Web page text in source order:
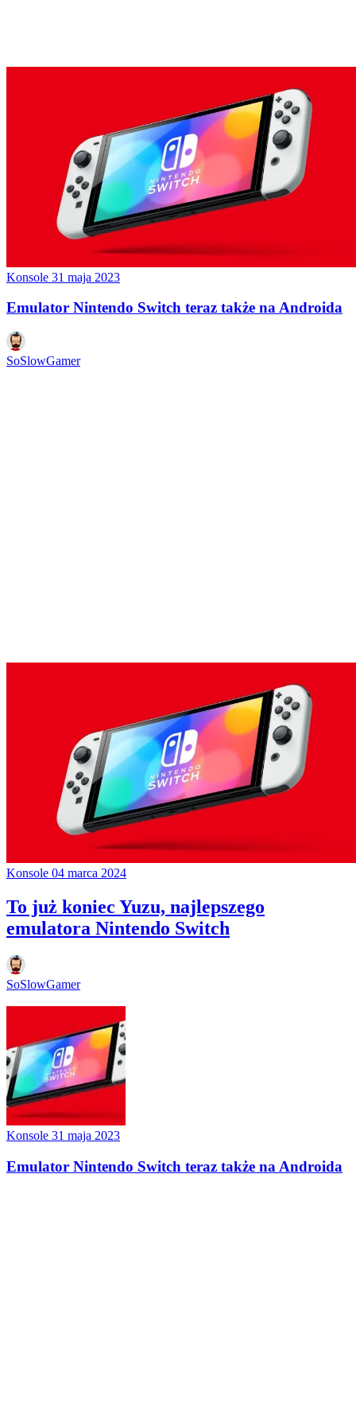
Konsole 31 maja 2023
Emulator Nintendo Switch teraz także na Androida
SoSlowGamer
Konsole 04 marca 2024
To już koniec Yuzu, najlepszego
emulatora Nintendo Switch
SoSlowGamer
Konsole 31 maja 2023
Emulator Nintendo Switch teraz także na Androida